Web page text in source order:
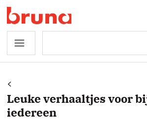
Leuke verhaaltjes voor
iedereen